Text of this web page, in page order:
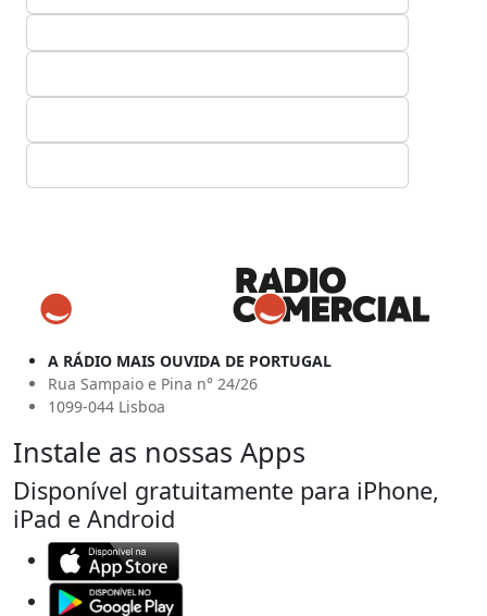
A RÁDIO MAIS OUVIDA DE PORTUGAL
Rua Sampaio e Pina n° 24/26
1099-044 Lisboa
Instale as nossas Apps
Disponível gratuitamente para iPhone,
iPad e Android